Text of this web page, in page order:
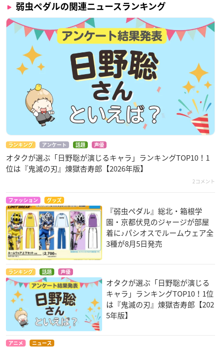
弱虫ペダルの関連ニュースランキング
ランキング アンケート 話題 声優
オタクが選ぶ「日野聡が演じるキャラ」ランキングTOP10！1
位は『鬼滅の刃』煉󠄁獄杏寿郎【2026年版】
2コメント
ファッション グッズ
『弱虫ペダル』総北・箱根学
園・京都伏見のジャージが部屋
着に♪パシオスでルームウェア全
3種が8月5日発売
ランキング 話題 声優
オタクが選ぶ「日野聡が演じる
キャラ」ランキングTOP10！1位
は『鬼滅の刃』煉󠄁獄杏寿郎【202
5年版】
アニメ ニュース